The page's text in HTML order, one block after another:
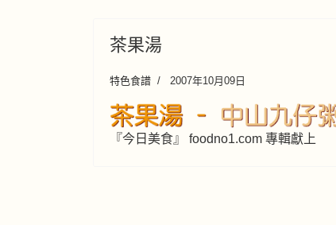
茶果湯
特色食譜 2007年10月09日
『今日美食』 foodno1.com 專輯獻上